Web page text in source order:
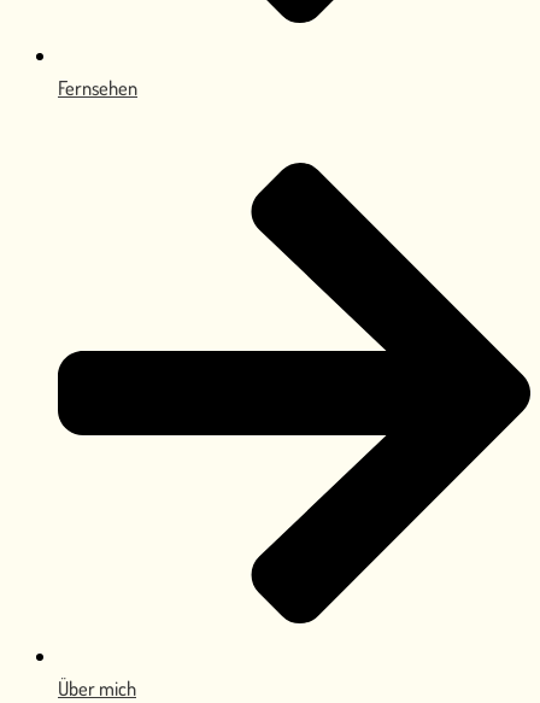
Fernsehen
Über mich